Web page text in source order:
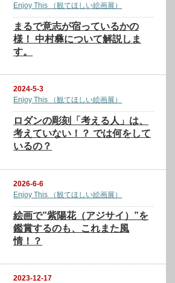
Enjoy This （観てほしい絵画展）
まるで意志が宿っているかの
様！ 中村彝について解説しま
す。
2024-5-3
Enjoy This （観てほしい絵画展）
ロダンの彫刻「考える人」は、
考えていない！？ では何をして
いるの？
2026-6-6
Enjoy This （観てほしい絵画展）
絵画で”紫陽花（アジサイ）”を
鑑賞するのも、これまた風
情！？
2023-12-17